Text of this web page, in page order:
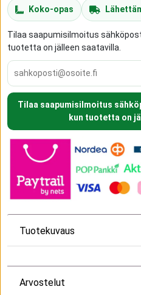
Koko-opas
Tilaa saapumisilmoitus
tuotetta on jälleen saatavilla.
Tilaa saapumisilmoitus
kun tuotetta on
Tuotekuvaus
Arvostelut